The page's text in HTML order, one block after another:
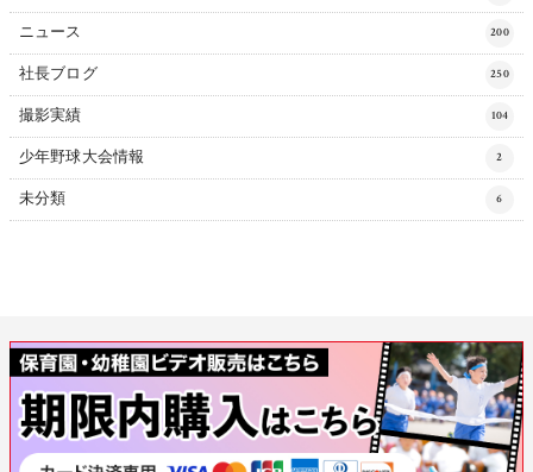
ニュース 200
社長ブログ 250
撮影実績 104
少年野球大会情報 2
未分類 6